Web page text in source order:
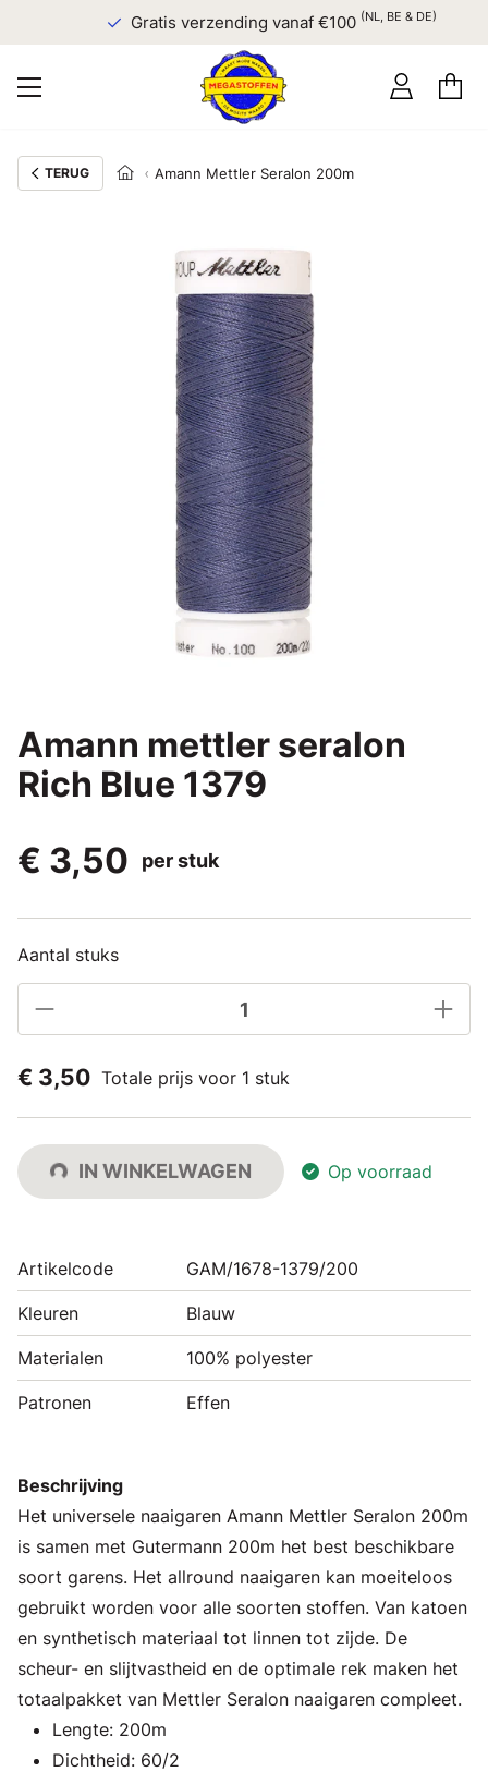
Gratis verzending vanaf €100(NL, BE & DE)
TERUG Amann Mettler Seralon 200m
Amann mettler seralon
Rich Blue 1379
€ 3,50
per stuk
Aantal stuks
€ 3,50 Totale prijs voor 1 stuk
IN WINKELWAGEN Op voorraad
Artikelcode GAM/1678-1379/200
Kleuren Blauw
Materialen 100% polyester
Patronen Effen
Beschrijving
Het universele naaigaren Amann Mettler Seralon 200m
is samen met Gutermann 200m het best beschikbare
soort garens. Het allround naaigaren kan moeiteloos
gebruikt worden voor alle soorten stoffen. Van katoen
en synthetisch materiaal tot linnen tot zijde. De
scheur- en slijtvastheid en de optimale rek maken het
totaalpakket van Mettler Seralon naaigaren compleet.
Lengte: 200m
Dichtheid: 60/2